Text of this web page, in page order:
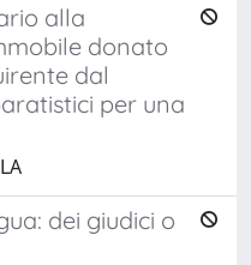
alla
donato
dal
per una
dei giudici o